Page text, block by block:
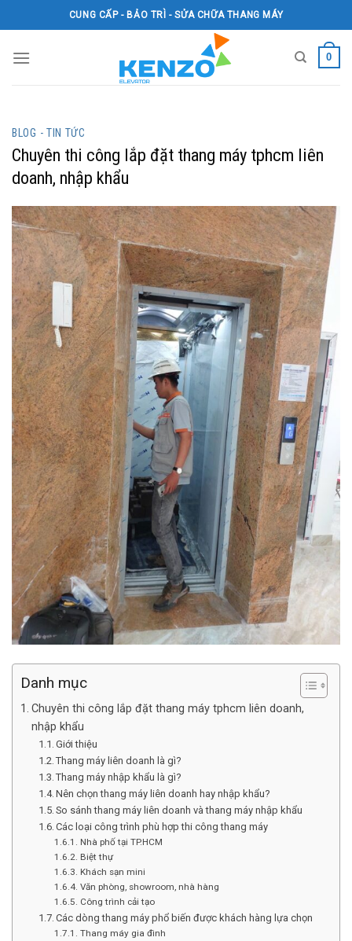
to
CUNG CẤP - BẢO TRÌ - SỬA CHỮA THANG MÁY
0
BLOG - TIN TỨC
Chuyên thi công lắp đặt thang máy tphcm liên
doanh, nhập khẩu
Danh mục
Chuyên thi công lắp đặt thang máy tphcm liên doanh,
nhập khẩu
Giới thiệu
Thang máy liên doanh là gì?
Thang máy nhập khẩu là gì?
Nên chọn thang máy liên doanh hay nhập khẩu?
So sánh thang máy liên doanh và thang máy nhập khẩu
Các loại công trình phù hợp thi công thang máy
Nhà phố tại TP.HCM
Biệt thự
Khách sạn mini
Văn phòng, showroom, nhà hàng
Công trình cải tạo
Các dòng thang máy phổ biến được khách hàng lựa chọn
Thang máy gia đình